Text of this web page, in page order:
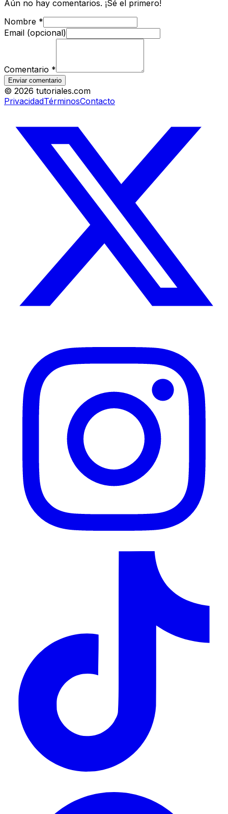
Aún no hay comentarios. ¡Sé el primero!
Nombre *
Email (opcional)
Comentario *
Enviar comentario
© 2026 tutoriales.com
PrivacidadTérminosContacto